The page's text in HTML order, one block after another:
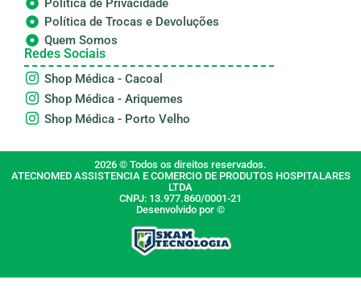
Política de Privacidade
Política de Trocas e Devoluções
Quem Somos
Redes Sociais
Shop Médica - Cacoal
Shop Médica - Ariquemes
Shop Médica - Porto Velho
2026 © Todos os direitos reservados.
ATECNOMED ASSISTENCIA E COMERCIO DE PRODUTOS HOSPITALARES
LTDA
CNPJ: 13.977.860/0001-21
Desenvolvido por ©